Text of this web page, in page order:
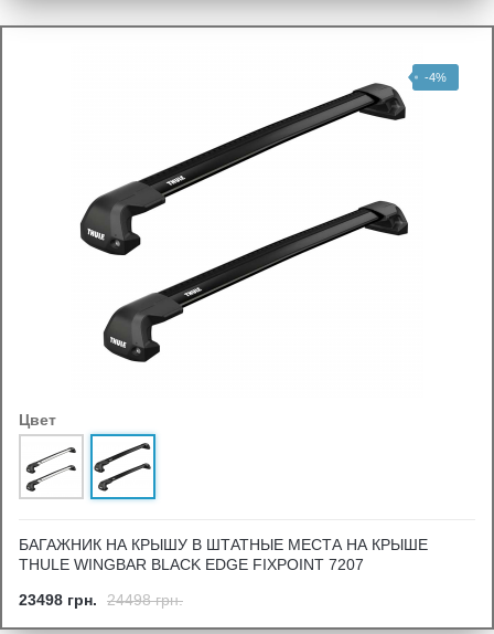
-4%
Цвет
БАГАЖНИК НА КРЫШУ В ШТАТНЫЕ МЕСТА НА КРЫШЕ
THULE WINGBAR BLACK EDGE FIXPOINT 7207
23498 грн.
24498 грн.